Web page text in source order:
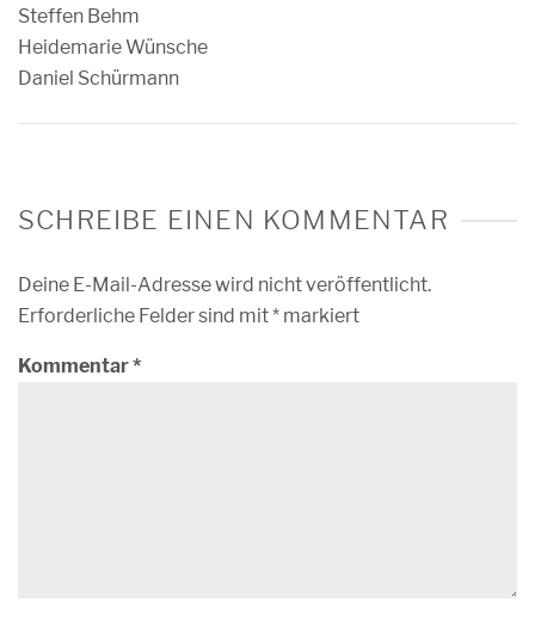
Steffen Behm
Heidemarie Wünsche
Daniel Schürmann
SCHREIBE EINEN KOMMENTAR
Deine E-Mail-Adresse wird nicht veröffentlicht.
Erforderliche Felder sind mit* markiert
Kommentar*